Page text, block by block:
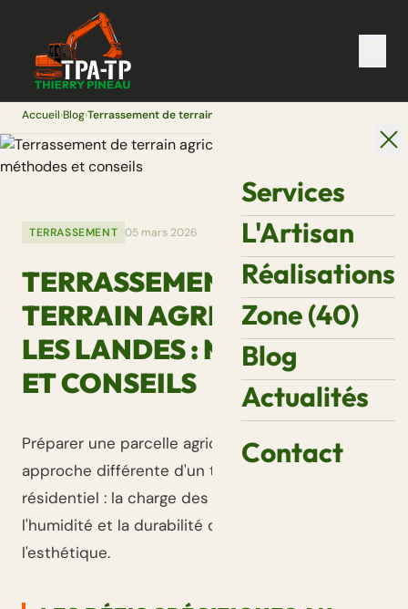
Services
L'Artisan
Réalisations
Zone (40)
Blog
Actualités
Contact
Accueil›Blog›
TERRASSEMENT 05 mars 2026
TERRASSEMENT DE
TERRAIN AGRICOLE DANS
LES LANDES : MÉTHODES
ET CONSEILS
Préparer une parcelle agricole demande une
approche différente d'un terrassement
résidentiel : la charge des engins, la gestion de
l'humidité et la durabilité des accès priment sur
l'esthétique.